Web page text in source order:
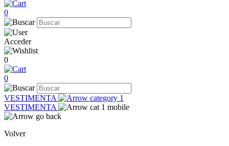
0
Acceder
0
0
VESTIMENTA
VESTIMENTA
Volver